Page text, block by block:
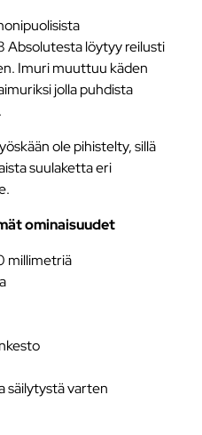
Absolutesta löytyy reilusti
Imuri muuttuu käden
jolla puhdista
ole pihistelty, sillä
suulaketta eri
ominaisuudet
millimetriä
säilytystä varten